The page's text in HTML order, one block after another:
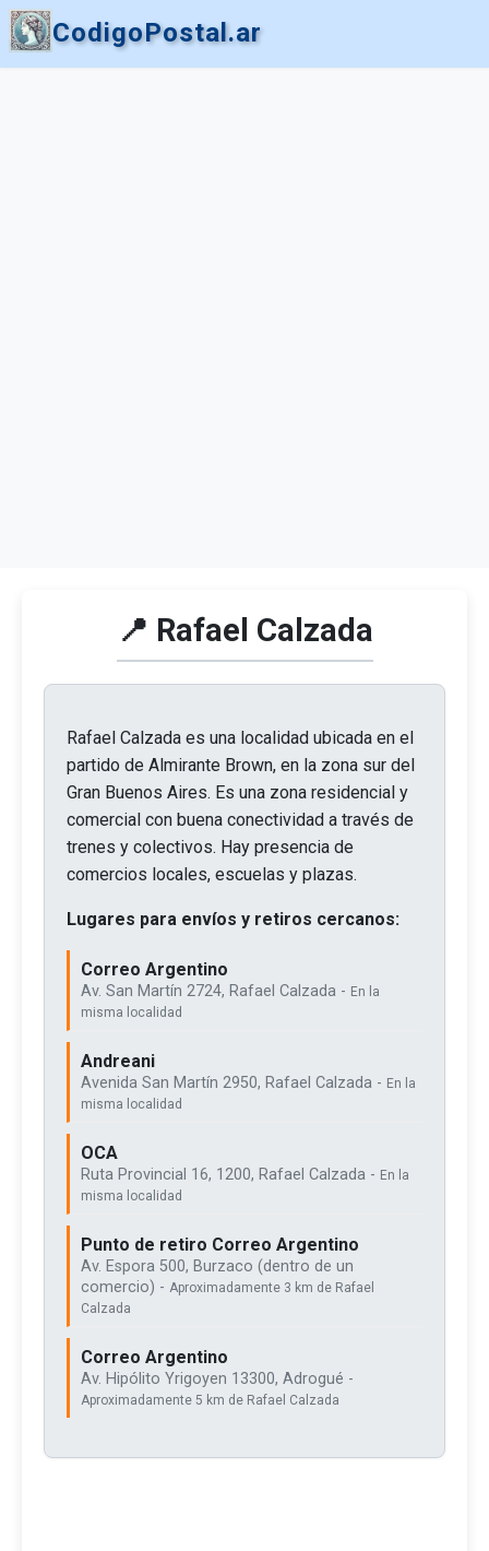
CodigoPostal.ar
📍 Rafael Calzada
Rafael Calzada es una localidad ubicada en el
partido de Almirante Brown, en la zona sur del
Gran Buenos Aires. Es una zona residencial y
comercial con buena conectividad a través de
trenes y colectivos. Hay presencia de
comercios locales, escuelas y plazas.
Lugares para envíos y retiros cercanos:
Correo Argentino
Av. San Martín 2724, Rafael Calzada - En la
misma localidad
Andreani
Avenida San Martín 2950, Rafael Calzada - En la
misma localidad
OCA
Ruta Provincial 16, 1200, Rafael Calzada - En la
misma localidad
Punto de retiro Correo Argentino
Av. Espora 500, Burzaco (dentro de un
comercio) - Aproximadamente 3 km de Rafael
Calzada
Correo Argentino
Av. Hipólito Yrigoyen 13300, Adrogué -
Aproximadamente 5 km de Rafael Calzada